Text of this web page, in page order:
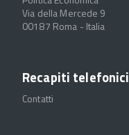
Via della Mercede 9
00187 Roma - Italia
Recapiti telefonici
Contatti